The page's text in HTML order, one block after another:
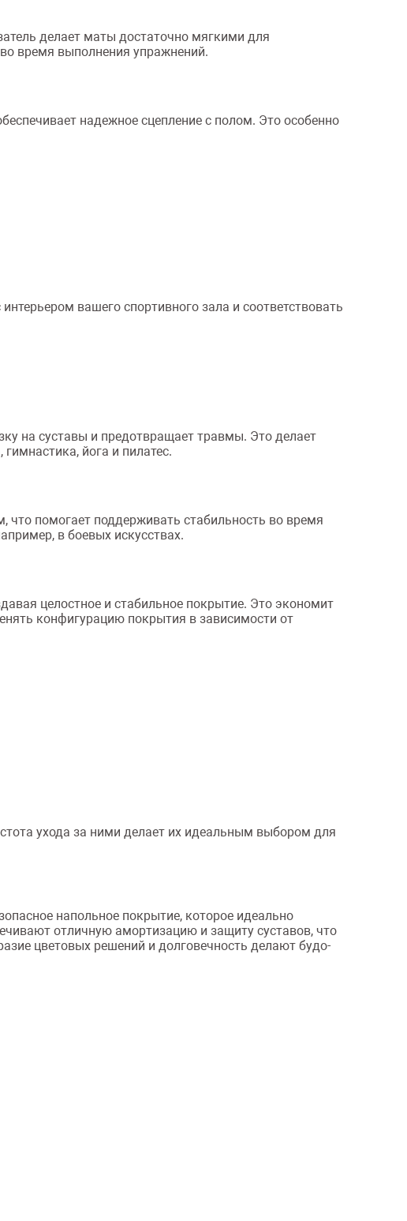
делает маты достаточно мягкими для
время выполнения упражнений.
надежное сцепление с полом. Это особенно
вашего спортивного зала и соответствовать
на суставы и предотвращает травмы. Это делает
йога и пилатес.
что помогает поддерживать стабильность во время
в боевых искусствах.
целостное и стабильное покрытие. Это экономит
конфигурацию покрытия в зависимости от
ухода за ними делает их идеальным выбором для
напольное покрытие, которое идеально
отличную амортизацию и защиту суставов, что
цветовых решений и долговечность делают будо-